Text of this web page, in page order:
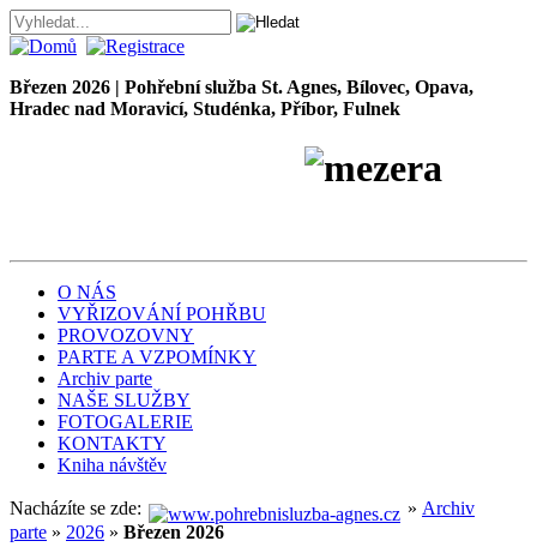
Březen 2026 | Pohřební služba St. Agnes, Bílovec, Opava,
Hradec nad Moravicí, Studénka, Příbor, Fulnek
O NÁS
VYŘIZOVÁNÍ POHŘBU
PROVOZOVNY
PARTE A VZPOMÍNKY
Archiv parte
NAŠE SLUŽBY
FOTOGALERIE
KONTAKTY
Kniha návštěv
Nacházíte se zde: » Archiv
parte » 2026 » Březen 2026